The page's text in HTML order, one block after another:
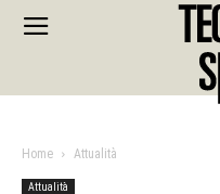
Home Attualità
Attualità